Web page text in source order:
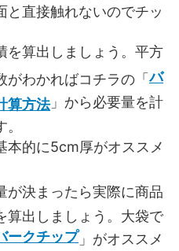
と直接触れないのでチッ
を算出しましょう。平方
がわかればコチラの「バ
算方法」から必要量を計
本的に5cm厚がオススメ
が決まったら実際に商品
算出しましょう。大袋で
ークチップ 」がオススメ